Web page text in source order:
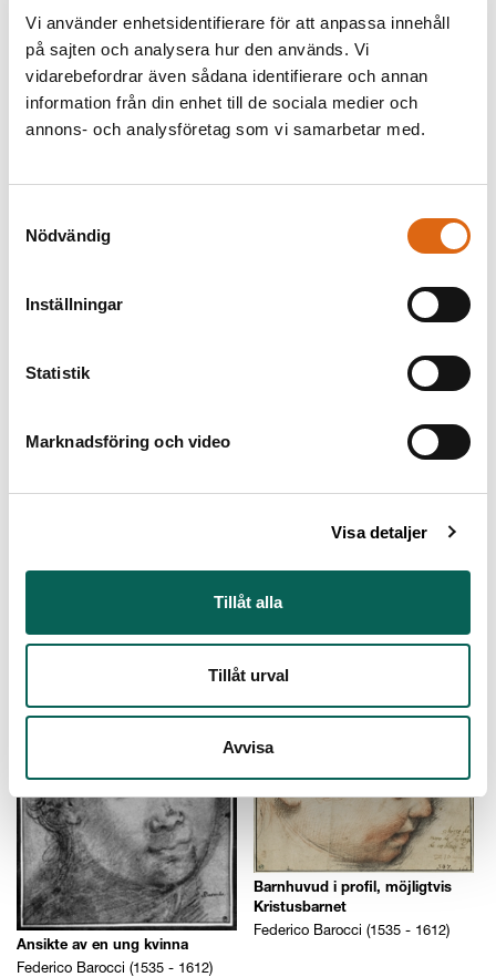
Vi använder enhetsidentifierare för att anpassa innehåll
på sajten och analysera hur den används. Vi
vidarebefordrar även sådana identifierare och annan
information från din enhet till de sociala medier och
annons- och analysföretag som vi samarbetar med.
Nödvändig
Inställningar
Statistik
Marknadsföring och video
Visa detaljer
Tillåt alla
Tillåt urval
Avvisa
Okänd
Federico Barocci (1535 - 1612)
Änglar bär Madonnan och
Federico Barocci (1535 - 1612)
Ansikte av en ung kvinna
Federico Barocci (1535 - 1612)
Barnhuvud i profil, möjligtvis
Kristusbarnet
Federico Barocci (1535 - 1612)